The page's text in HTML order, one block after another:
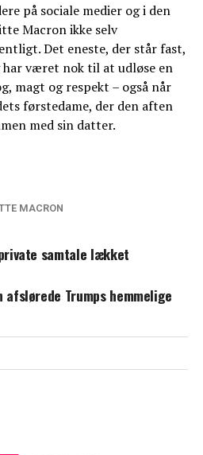
på sociale medier og i den
Macron ikke selv
Det eneste, der står fast,
været nok til at udløse en
magt og respekt – også når
førstedame, der den aften
med sin datter.
næste valg
MACRON
samtale lækket
Trumps hemmelige